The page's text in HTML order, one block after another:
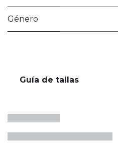
Género
Guía de tallas